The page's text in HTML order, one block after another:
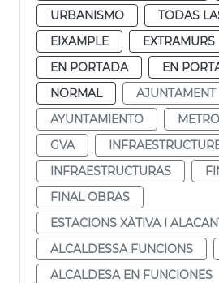
URBANISMO
TODAS
EIXAMPLE
EXTRAMURS
EN PORTADA
EN
NORMAL
AJUNTAMENT
AYUNTAMIENTO
GVA
INFRAESTRUCTURAS
FINAL OBRAS
ESTACIONS XÀTIVA I
ALCALDESSA FUNCIONS
ALCALDESA EN FUNCIONES